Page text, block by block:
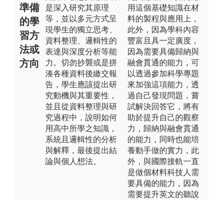
準備
的學
習方
法或
方向
是深入研究其原理
等，並以多元方式呈
現學生的獨立思考、
資料整理、邏輯性的
表達與深度分析等能
力。切勿抄襲或是拼
湊各種資料後繳交報
告，學生應該提出研
究動機與其重要性，
並且從資料整理與研
究過程中，說明如何
用高中所學之知識，
系統且邏輯性的分析
與解釋，最後提出結
論與個人想法。
用這個基礎知識在材
料的製程與應用上，
此外，因為學科內容
豐富且具一定廣度，
因為需要具備歸納與
融會貫通的能力，可
以透過參加科學專題
來加強這項能力，透
過自己發現問題，嘗
試解決回答它，將有
助於提升自己的觀察
力，歸納與融會貫通
的能力，同時也能培
養動手做的實力，此
外，與國際接軌一直
是做個材料科技人需
要具備的能力，因為
需要提升英文的聽說